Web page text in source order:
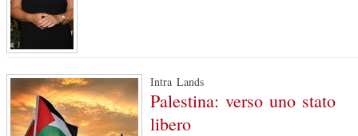
Intra Lands
Palestina: verso uno stato
libero